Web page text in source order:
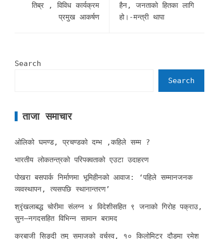
तिब्र , विविध कार्यक्रम
प्रमुख आकर्षण
हैन, जनताको हितका लागि
हो।-मन्त्री थापा
Search
Search
ताजा समाचार
ओलिको घमण्ड, प्रचण्डको दम्भ ,कहिले सम्म ?
भारतीय लोकतन्त्रको परिपक्वताको एउटा उदाहरण
पोखरा बसपार्क निर्माणमा भूमिहीनको आवाज: ‘पहिले सम्मानजनक
व्यवस्थापन, त्यसपछि स्थानान्तरण’
श्रृंखलाबद्ध चोरीमा संलग्न ४ विदेशीसहित ९ जनाको गिरोह पक्राउ,
सुन–नगदसहित विभिन्न सामान बरामद
क्रबाजी सिङ्दी तमु समाजको वर्चस्व, १० किलोमिटर दौडमा रमेश